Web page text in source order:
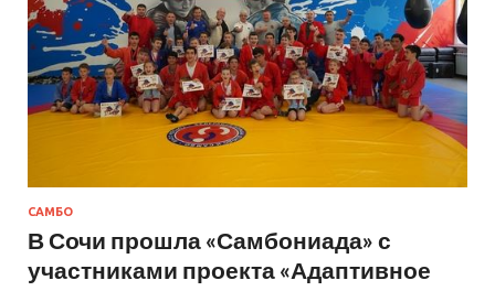
САМБО
В Сочи прошла «Самбониада» с
участниками проекта «Адаптивное